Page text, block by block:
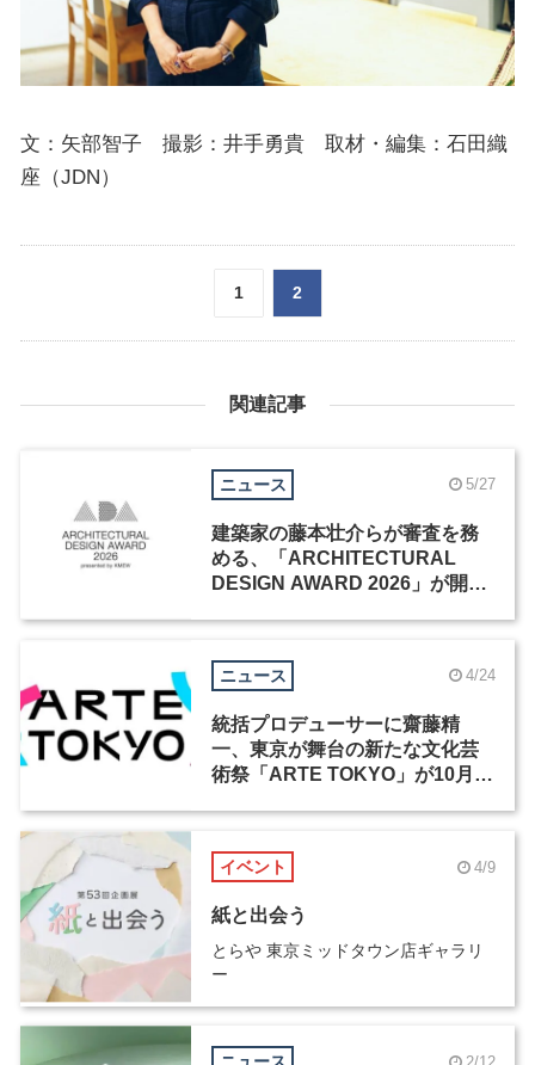
文：矢部智子 撮影：井手勇貴 取材・編集：石田織
座（JDN）
1 2
関連記事
ニュース 5/27
建築家の藤本壮介らが審査を務
める、「ARCHITECTURAL
DESIGN AWARD 2026」が開催
ニュース 4/24
統括プロデューサーに齋藤精
一、東京が舞台の新たな文化芸
術祭「ARTE TOKYO」が10月開
イベント 4/9
紙と出会う
とらや 東京ミッドタウン店ギャラリ
ー